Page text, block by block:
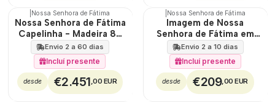
🇵🇹
100%
TOP
Nossa Senhora de Fátima
Nossa Senhora de Fátima
Capelinha - Madeira 80
cm
Envio 2 a 60 dias
Incluí presente
desde €2.451,00 EUR
Nossa Senhora de Fátima
Imagem de Nossa
Senhora de Fátima em
madeira
Envio 2 a 10 dias
Incluí presente
desde €209,00 EUR